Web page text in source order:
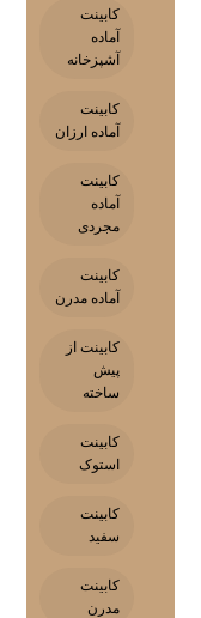
کابینت
آماده
آشپزخانه
کابینت
آماده ارزان
کابینت
آماده
مجردی
کابینت
آماده مدرن
کابینت از
پیش
ساخته
کابینت
استوک
کابینت
سفید
کابینت
مدرن